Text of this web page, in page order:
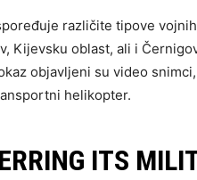
različite tipove
Kijevsku oblast, ali i
objavljeni su video
helikopter.
ITS